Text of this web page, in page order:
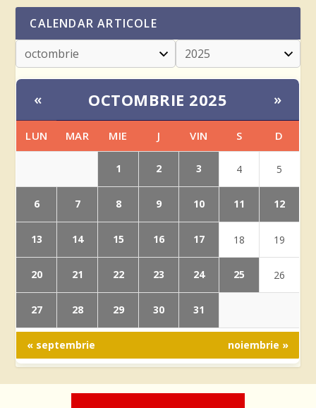
CALENDAR ARTICOLE
« OCTOMBRIE 2025 »
LUN MAR MIE J VIN S D
1 2 3 4 5
6 7 8 9 10 11 12
13 14 15 16 17 18 19
20 21 22 23 24 25 26
27 28 29 30 31
« septembrie noiembrie »